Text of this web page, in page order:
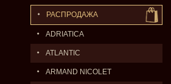
РАСПРОДАЖА
ADRIATICA
ATLANTIC
ARMAND NICOLET